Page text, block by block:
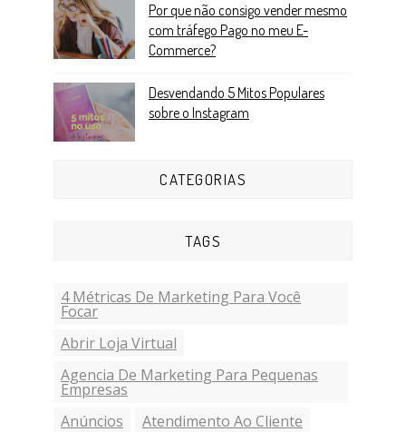
Por que não consigo vender mesmo
com tráfego Pago no meu E-
Commerce?
Desvendando 5 Mitos Populares
sobre o Instagram
CATEGORIAS
TAGS
4 Métricas De Marketing Para Você
Focar
Abrir Loja Virtual
Agencia De Marketing Para Pequenas
Empresas
Anúncios
Atendimento Ao Cliente